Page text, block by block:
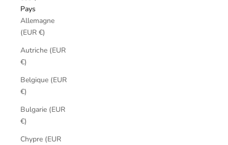
Pays
Allemagne
(EUR €)
Autriche (EUR
€)
Belgique (EUR
€)
Bulgarie (EUR
€)
Chypre (EUR